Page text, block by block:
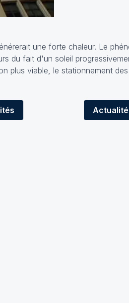
une forte chaleur. Le
du fait d'un soleil
plus viable, le stationnement
Actualité